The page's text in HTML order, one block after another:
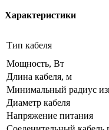
Характеристики
Тип кабеля
Мощность, Вт
Длина кабеля, м
Минимальный радиус
Диаметр кабеля
Напряжение питания